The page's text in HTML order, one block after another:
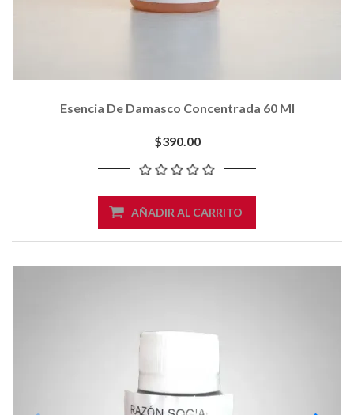
Esencia De Damasco Concentrada 60 Ml
$390.00
AÑADIR AL CARRITO